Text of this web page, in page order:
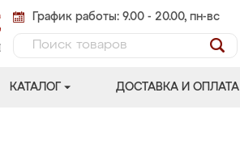
График работы: 9.00 - 20.00, пн-вс
КАТАЛОГ ДОСТАВКА И ОПЛАТА